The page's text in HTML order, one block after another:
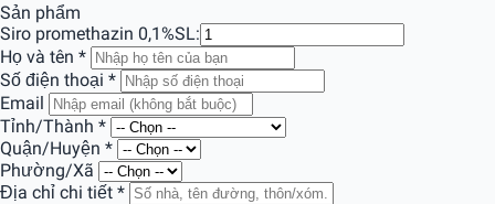
Sản phẩm
Siro promethazin 0,1%SL:
Họ và tên *
Số điện thoại *
Email
Tỉnh/Thành *
Quận/Huyện *
Phường/Xã
Địa chỉ chi tiết *